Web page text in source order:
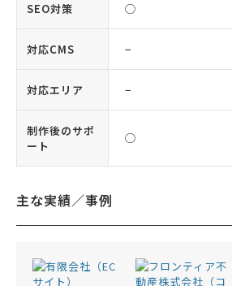
SEO対策 ◯
対応CMS −
対応エリア −
制作後のサポ
ート
◯
主な実績／事例